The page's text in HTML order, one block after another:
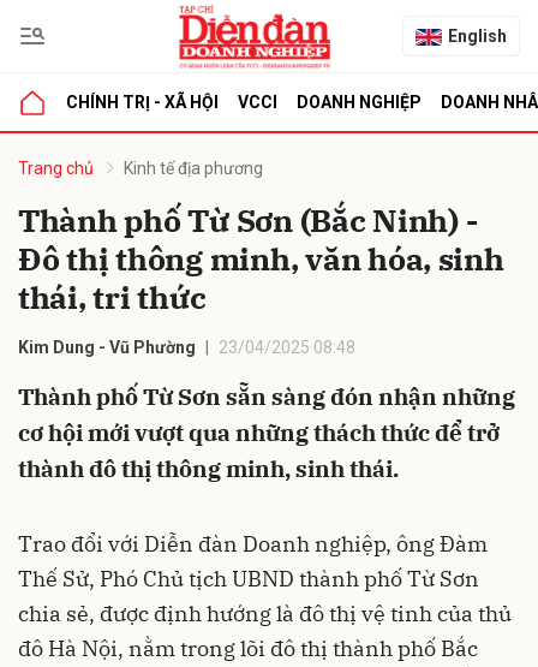
English
CHÍNH TRỊ - XÃ HỘI VCCI DOANH NGHIỆP DOANH
Trang chủ Kinh tế địa phương
Thành phố Từ Sơn (Bắc Ninh) -
Đô thị thông minh, văn hóa, sinh
thái, tri thức
Kim Dung - Vũ Phường 23/04/2025 08:48
Thành phố Từ Sơn sẵn sàng đón nhận những
cơ hội mới vượt qua những thách thức để trở
thành đô thị thông minh, sinh thái.
Trao đổi với Diễn đàn Doanh nghiệp, ông Đàm
Thế Sử, Phó Chủ tịch UBND thành phố Từ Sơn
chia sẻ, được định hướng là đô thị vệ tinh của thủ
đô Hà Nội, nằm trong lõi đô thị thành phố Bắc
luận
Hủy